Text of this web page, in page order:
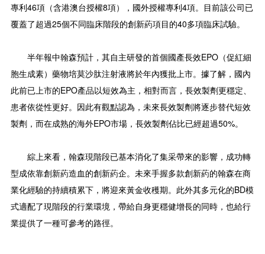
專利46項（含港澳台授權8項），國外授權專利4項。目前該公司已
覆蓋了超過25個不同臨床階段的創新葯項目的40多項臨床試驗。
半年報中翰森預計，其自主研發的首個國產長效EPO（促紅細
胞生成素）藥物培莫沙肽注射液將於年內獲批上市。據了解，國內
此前已上市的EPO產品以短效為主，相對而言，長效製劑更穩定、
患者依從性更好。因此有觀點認為，未來長效製劑將逐步替代短效
製劑，而在成熟的海外EPO市場，長效製劑佔比已經超過50%。
綜上來看，翰森現階段已基本消化了集采帶來的影響，成功轉
型成依靠創新葯造血的創新葯企。未來手握多款創新葯的翰森在商
業化經驗的持續積累下，將迎來黃金收穫期。此外其多元化的BD模
式適配了現階段的行業環境，帶給自身更穩健增長的同時，也給行
業提供了一種可參考的路徑。